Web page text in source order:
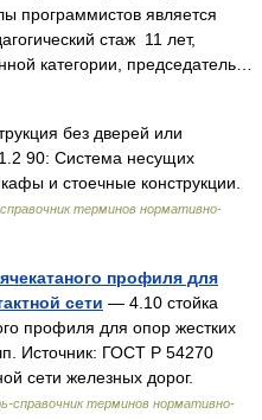
программистов является
стаж 11 лет,
категории, председатель…
без дверей или
90: Система несущих
и стоечные конструкции.
терминов нормативно-
профиля для
сети — 4.10 стойка
профиля для опор жестких
Источник: ГОСТ Р 54270
сети железных дорог.
справочник терминов нормативно-